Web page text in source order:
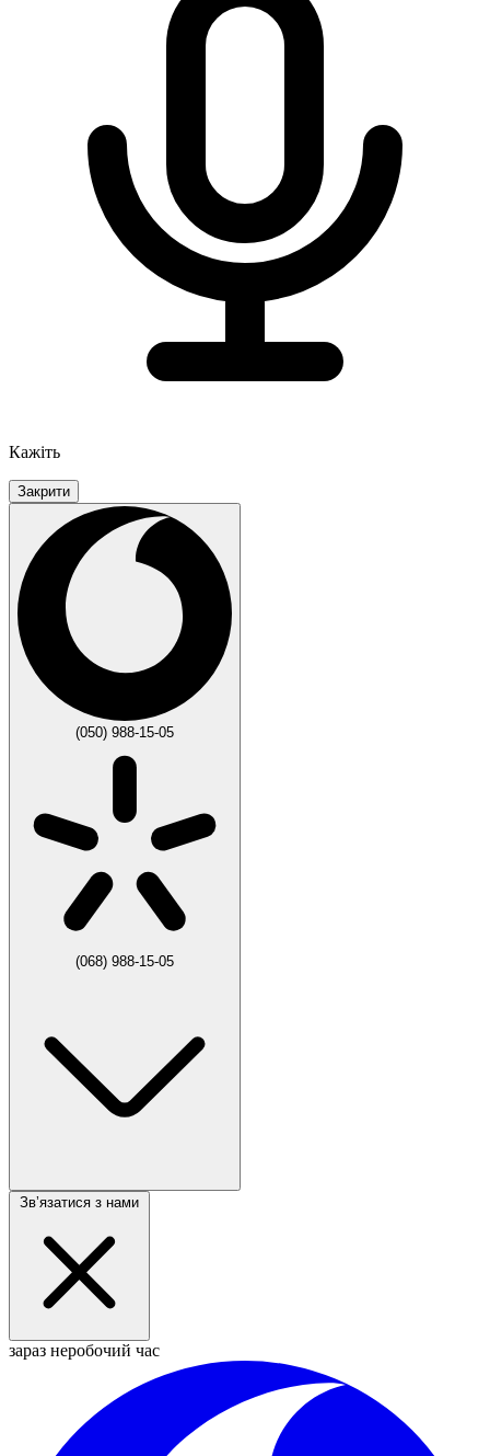
Кажіть
Закрити
(050) 988-15-05
(068) 988-15-05
Звʼязатися з нами
зараз неробочий час